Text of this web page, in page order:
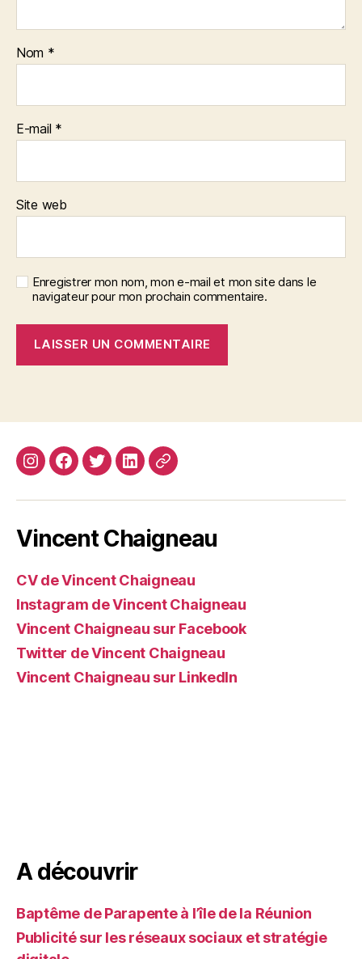
Nom *
E-mail *
Site web
Enregistrer mon nom, mon e-mail et mon site dans le
navigateur pour mon prochain commentaire.
InstagramFacebook
TwitterLinkedin
Site
Vincent Chaigneau
CV de Vincent Chaigneau
Instagram de Vincent Chaigneau
Vincent Chaigneau sur Facebook
Twitter de Vincent Chaigneau
Vincent Chaigneau sur LinkedIn
A découvrir
Baptême de Parapente à l’île de la Réunion
Publicité sur les réseaux sociaux et stratégie